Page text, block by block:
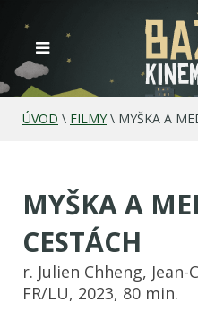
ÚVOD \ FILMY \ MYŠKA A
MYŠKA A
CESTÁCH
r. Julien Chheng,
FR/LU, 2023, 80 min.